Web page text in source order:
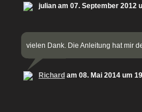
julian am 07. September 2012
vielen Dank. Die Anleitung hat mir
Richard am 08. Mai 2014 um